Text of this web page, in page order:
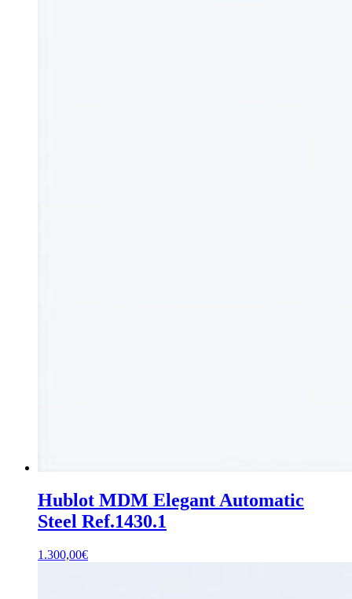
Hublot MDM Elegant Automatic
Steel Ref.1430.1
1.300,00€